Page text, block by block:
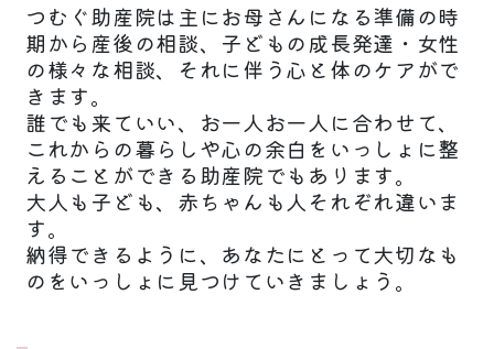
つむぐ助産院は主にお母さんになる準備の時
期から産後の相談、子どもの成長発達・女性
の様々な相談、それに伴う心と体のケアがで
きます。
誰でも来ていい、お一人お一人に合わせて、
これからの暮らしや心の余白をいっしょに整
えることができる助産院でもあります。
大人も子ども、赤ちゃんも人それぞれ違いま
す。
納得できるように、あなたにとって大切なも
のをいっしょに見つけていきましょう。